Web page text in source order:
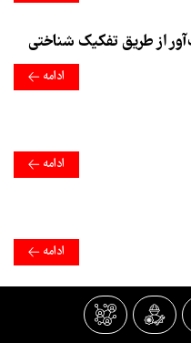
ادامه
ادامه
ادامه
وجود دارد؟